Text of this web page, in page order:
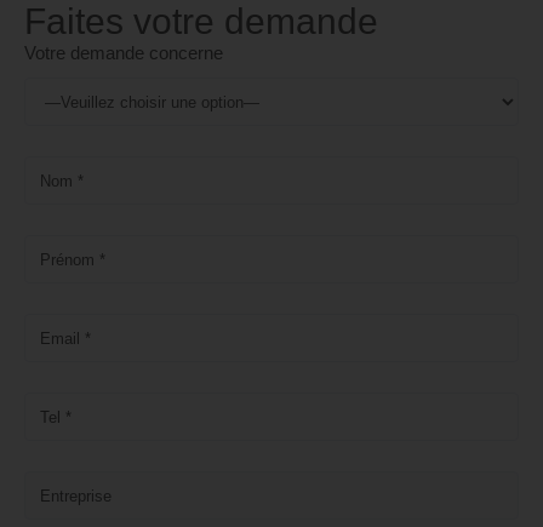
Faites votre demande
Votre demande concerne